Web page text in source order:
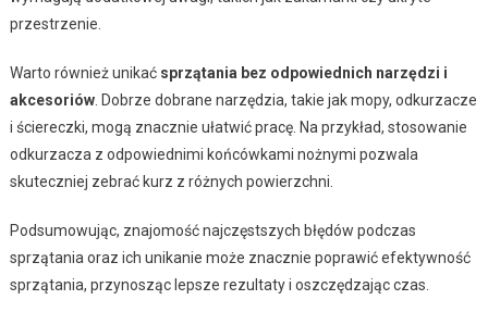
przestrzenie.
Warto również unikać sprzątania bez odpowiednich narzędzi i
akcesoriów. Dobrze dobrane narzędzia, takie jak mopy, odkurzacze
i ściereczki, mogą znacznie ułatwić pracę. Na przykład, stosowanie
odkurzacza z odpowiednimi końcówkami nożnymi pozwala
skuteczniej zebrać kurz z różnych powierzchni.
Podsumowując, znajomość najczęstszych błędów podczas
sprzątania oraz ich unikanie może znacznie poprawić efektywność
sprzątania, przynosząc lepsze rezultaty i oszczędzając czas.